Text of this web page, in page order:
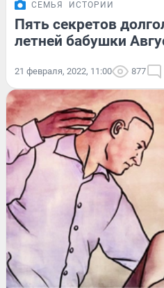
СЕМЬЯ ИСТОРИИ
Пять секретов
летней бабушки
21 февраля, 2022, 11:00 877